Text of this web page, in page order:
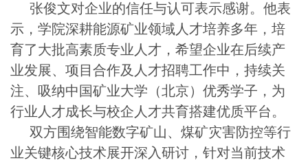
张俊文对企业的信任与认可表示感谢。他表
示，学院深耕能源矿业领域人才培养多年，培
育了大批高素质专业人才，希望企业在后续产
业发展、项目合作及人才招聘工作中，持续关
注、吸纳中国矿业大学（北京）优秀学子，为
行业人才成长与校企人才共育搭建优质平台。
双方围绕智能数字矿山、煤矿灾害防控等行
业关键核心技术展开深入研讨，针对当前技术